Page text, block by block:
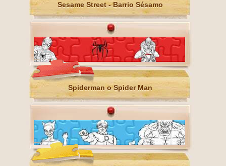
Sesame Street - Barrio Sésamo
Spiderman o Spider Man